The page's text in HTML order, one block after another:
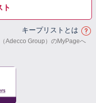
ト
キープリストとは
Adecco Group）のMyPageへ